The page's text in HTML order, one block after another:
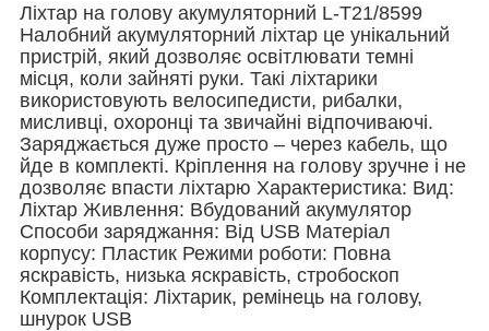
Ліхтар на голову акумуляторний L-T21/8599
Налобний акумуляторний ліхтар це унікальний
пристрій, який дозволяє освітлювати темні
місця, коли зайняті руки. Такі ліхтарики
використовують велосипедисти, рибалки,
мисливці, охоронці та звичайні відпочиваючі.
Заряджається дуже просто – через кабель, що
йде в комплекті. Кріплення на голову зручне і не
дозволяє впасти ліхтарю Характеристика: Вид:
Ліхтар Живлення: Вбудований акумулятор
Способи заряджання: Від USB Матеріал
корпусу: Пластик Режими роботи: Повна
яскравість, низька яскравість, стробоскоп
Комплектація: Ліхтарик, ремінець на голову,
шнурок USB